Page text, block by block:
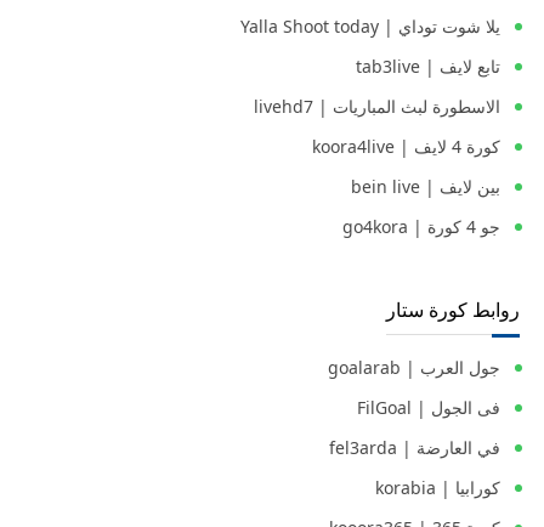
يلا شوت توداي | Yalla Shoot today
تابع لايف | tab3live
الاسطورة لبث المباريات | livehd7
كورة 4 لايف | koora4live
بين لايف | bein live
جو 4 كورة | go4kora
روابط كورة ستار
جول العرب | goalarab
فى الجول | FilGoal
في العارضة | fel3arda
كورابيا | korabia